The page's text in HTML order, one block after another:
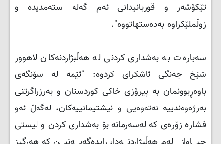
تێكۆشەر و قوربانیدانی ئەم گەلە ستەمدیدە و
زوڵملێكراوە بەدەستهاتووە".
سەبارەت بە بەشداری كردنی لە هەڵبژاردنەكان لاهوور
شێخ جەنگی ئاشكرای كردوە: "ئێمە لە سۆنگەی
باوەڕبوونمان بە پیرۆزی خاكی كوردستان و بەرزراگرتنی
بەرژەوەندییە نەتەوەیی و نیشتیمانییەكان، لەگەڵ ئەو
فشارە زۆرەی كە لەسەرمانە بۆ بەشداری كردن و لیستی